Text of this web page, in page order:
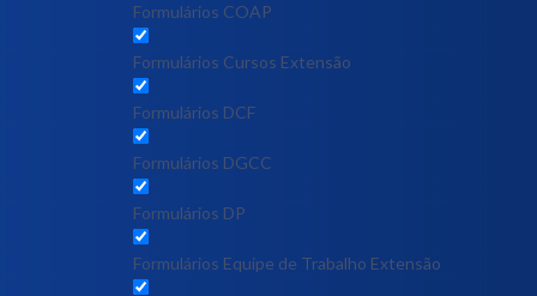
Formulários COAP
Formulários Cursos Extensão
Formulários DCF
Formulários DGCC
Formulários DP
Formulários Equipe de Trabalho Extensão